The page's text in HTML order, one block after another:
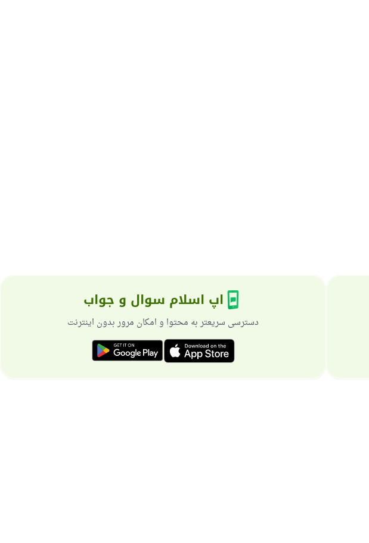
اپ اسلام سوال و جواب
دسترسی سریعتر به محتوا و امکان مرور بدون اینترنت